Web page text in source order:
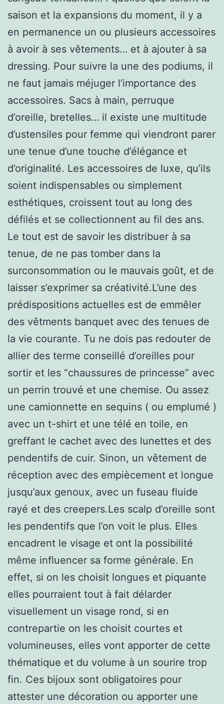
saison et la expansions du moment, il y a
en permanence un ou plusieurs accessoires
à avoir à ses vêtements… et à ajouter à sa
dressing. Pour suivre la une des podiums, il
ne faut jamais méjuger l’importance des
accessoires. Sacs à main, perruque
d’oreille, bretelles… il existe une multitude
d’ustensiles pour femme qui viendront parer
une tenue d’une touche d’élégance et
d’originalité. Les accessoires de luxe, qu’ils
soient indispensables ou simplement
esthétiques, croissent tout au long des
défilés et se collectionnent au fil des ans.
Le tout est de savoir les distribuer à sa
tenue, de ne pas tomber dans la
surconsommation ou le mauvais goût, et de
laisser s’exprimer sa créativité.L’une des
prédispositions actuelles est de emmêler
des vêtments banquet avec des tenues de
la vie courante. Tu ne dois pas redouter de
allier des terme conseillé d’oreilles pour
sortir et les “chaussures de princesse” avec
un perrin trouvé et une chemise. Ou assez
une camionnette en sequins ( ou emplumé )
avec un t-shirt et une télé en toile, en
greffant le cachet avec des lunettes et des
pendentifs de cuir. Sinon, un vêtement de
réception avec des empiècement et longue
jusqu’aux genoux, avec un fuseau fluide
rayé et des creepers.Les scalp d’oreille sont
les pendentifs que l’on voit le plus. Elles
encadrent le visage et ont la possibilité
même influencer sa forme générale. En
effet, si on les choisit longues et piquante
elles pourraient tout à fait délarder
visuellement un visage rond, si en
contrepartie on les choisit courtes et
volumineuses, elles vont apporter de cette
thématique et du volume à un sourire trop
fin. Ces bijoux sont obligatoires pour
attester une décoration ou apporter une